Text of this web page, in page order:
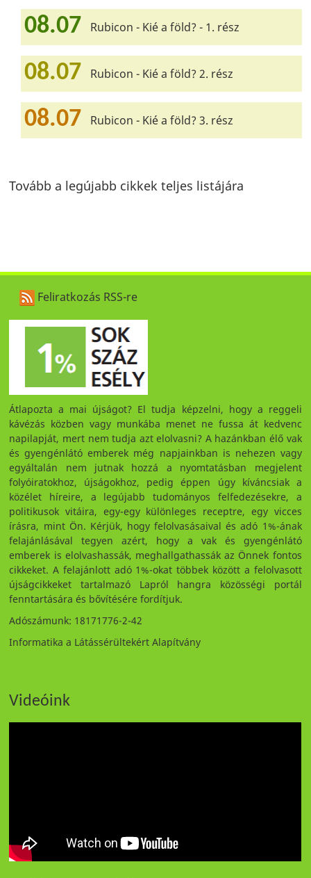
08.07 Rubicon - Kié a föld? - 1. rész
08.07 Rubicon - Kié a föld? 2. rész
08.07 Rubicon - Kié a föld? 3. rész
Tovább a legújabb cikkek teljes listájára
Feliratkozás RSS-re
Átlapozta a mai újságot? El tudja képzelni, hogy a reggeli
kávézás közben vagy munkába menet ne fussa át kedvenc
napilapját, mert nem tudja azt elolvasni? A hazánkban élő vak
és gyengénlátó emberek még napjainkban is nehezen vagy
egyáltalán nem jutnak hozzá a nyomtatásban megjelent
folyóiratokhoz, újságokhoz, pedig éppen úgy kíváncsiak a
közélet híreire, a legújabb tudományos felfedezésekre, a
politikusok vitáira, egy-egy különleges receptre, egy vicces
írásra, mint Ön. Kérjük, hogy felolvasásaival és adó 1%-ának
felajánlásával tegyen azért, hogy a vak és gyengénlátó
emberek is elolvashassák, meghallgathassák az Önnek fontos
cikkeket. A felajánlott adó 1%-okat többek között a felolvasott
újságcikkeket tartalmazó Lapról hangra közösségi portál
fenntartására és bővítésére fordítjuk.
Adószámunk: 18171776-2-42
Informatika a Látássérültekért Alapítvány
Videóink